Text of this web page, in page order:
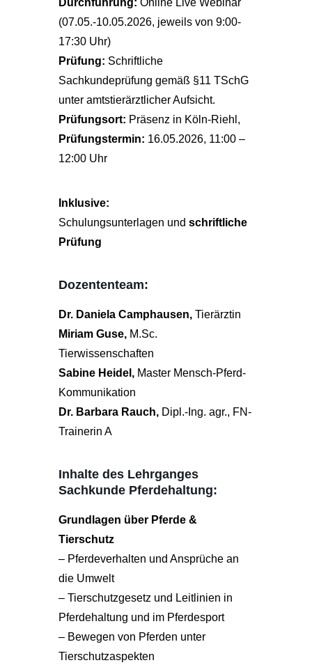
(07.05.-10.05.2026, jeweils von 9:00-
17:30 Uhr)
Prüfung: Schriftliche
Sachkundeprüfung gemäß §11 TSchG
unter amtstierärztlicher Aufsicht.
Prüfungsort: Präsenz in Köln-Riehl,
Prüfungstermin: 16.05.2026, 11:00 –
12:00 Uhr
Inklusive:
Schulungsunterlagen und schriftliche
Prüfung
Dozententeam:
Dr. Daniela Camphausen, Tierärztin
Miriam Guse, M.Sc.
Tierwissenschaften
Sabine Heidel, Master Mensch-Pferd-
Kommunikation
Dr. Barbara Rauch, Dipl.-Ing. agr., FN-
Trainerin A
Inhalte des Lehrganges
Sachkunde Pferdehaltung:
Grundlagen über Pferde &
Tierschutz
– Pferdeverhalten und Ansprüche an
die Umwelt
– Tierschutzgesetz und Leitlinien in
Pferdehaltung und im Pferdesport
– Bewegen von Pferden unter
Tierschutzaspekten